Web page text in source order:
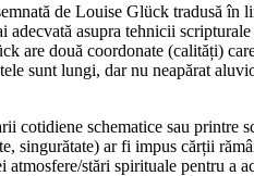
de Louise Glück tradusă în
asupra tehnicii
două coordonate (calități)
sunt lungi, dar nu neapărat
schematice sau printre
singurătate) ar fi impus cărții
stări spirituale pentru a